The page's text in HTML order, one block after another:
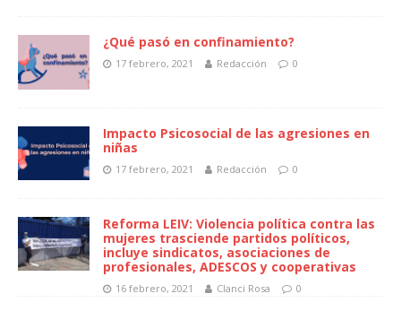
¿Qué pasó en confinamiento?
17 febrero, 2021 Redacción 0
Impacto Psicosocial de las agresiones en
niñas
17 febrero, 2021 Redacción 0
Reforma LEIV: Violencia política contra las
mujeres trasciende partidos políticos,
incluye sindicatos, asociaciones de
profesionales, ADESCOS y cooperativas
16 febrero, 2021 Clanci Rosa 0